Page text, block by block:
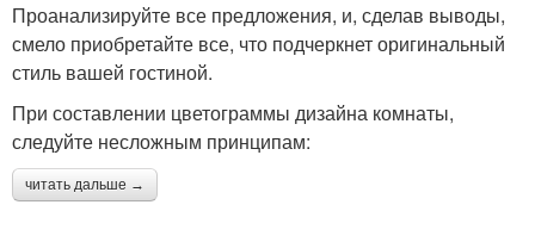
Проанализируйте все предложения, и, сделав выводы,
смело приобретайте все, что подчеркнет оригинальный
стиль вашей гостиной.
При составлении цветограммы дизайна комнаты,
следуйте несложным принципам:
читать дальше →